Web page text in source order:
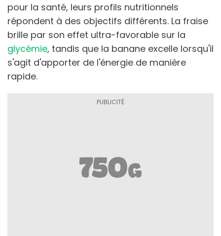
pour la santé, leurs profils nutritionnels
répondent à des objectifs différents. La fraise
brille par son effet ultra-favorable sur la
glycémie, tandis que la banane excelle lorsqu'il
s'agit d'apporter de l'énergie de manière
rapide.